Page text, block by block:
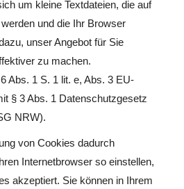
um kleine Textdateien, die auf
und die Ihr Browser
unser Angebot für Sie
zu machen.
Abs. 1 S. 1 lit. e, Abs. 3 EU-
§ 3 Abs. 1 Datenschutzgesetz
NRW).
von Cookies dadurch
Internetbrowser so einstellen,
akzeptiert. Sie können in Ihrem